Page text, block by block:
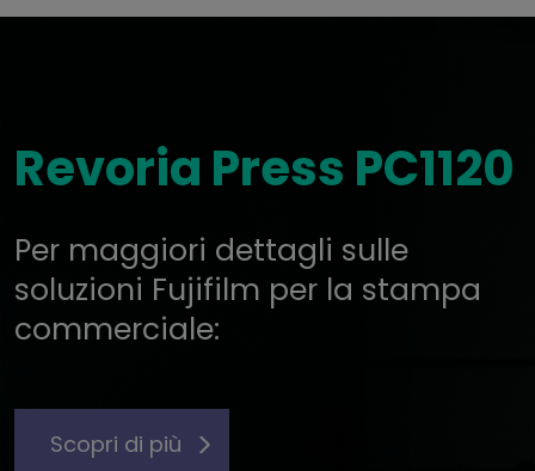
Revoria Press PC1120
Per maggiori dettagli sulle
soluzioni Fujifilm per la stampa
commerciale:
Scopri di più